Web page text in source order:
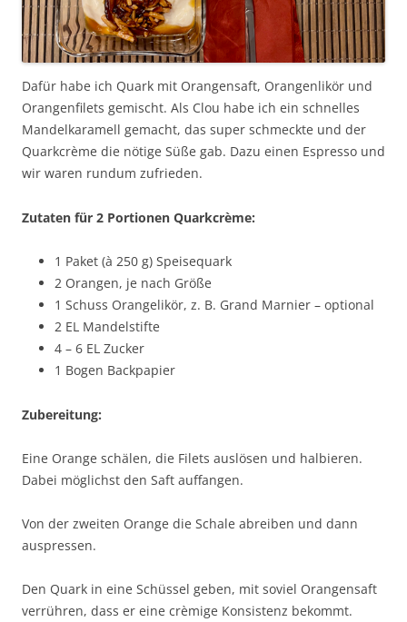
Dafür habe ich Quark mit Orangensaft, Orangenlikör und
Orangenfilets gemischt. Als Clou habe ich ein schnelles
Mandelkaramell gemacht, das super schmeckte und der
Quarkcrème die nötige Süße gab. Dazu einen Espresso und
wir waren rundum zufrieden.
Zutaten für 2 Portionen Quarkcrème:
1 Paket (à 250 g) Speisequark
2 Orangen, je nach Größe
1 Schuss Orangelikör, z. B. Grand Marnier – optional
2 EL Mandelstifte
4 – 6 EL Zucker
1 Bogen Backpapier
Zubereitung:
Eine Orange schälen, die Filets auslösen und halbieren.
Dabei möglichst den Saft auffangen.
Von der zweiten Orange die Schale abreiben und dann
auspressen.
Den Quark in eine Schüssel geben, mit soviel Orangensaft
verrühren, dass er eine crèmige Konsistenz bekommt.